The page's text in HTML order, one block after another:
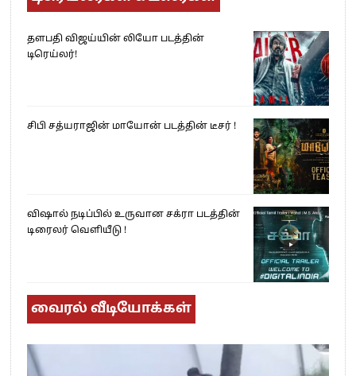
தளபதி விஜய்யின் லியோ படத்தின்
டிரெய்லர்!
சிபி சத்யராஜின் மாயோன் படத்தின் டீசர் !
விஷால் நடிப்பில் உருவான சக்ரா படத்தின்
டிரைலர் வெளியீடு !
வைரல் வீடியோக்கள்